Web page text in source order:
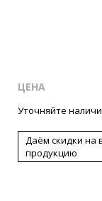
ЦЕНА
Уточняйте
Даём скидки на
продукцию